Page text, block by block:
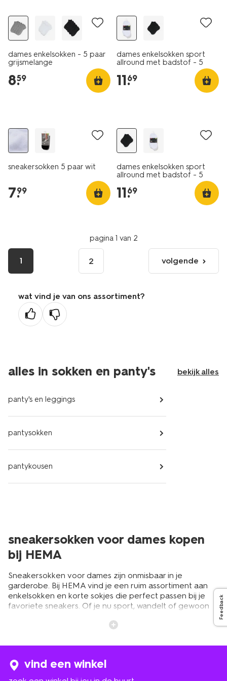
dames enkelsokken - 5 paar
grijsmelange
8.
59
dames enkelsokken sport
allround met badstof - 5
11.
69
sneakersokken 5 paar wit
7.
99
dames enkelsokken sport
allround met badstof - 5
11.
69
pagina 1 van 2
1 2
volgende
pagina
volgende
wat vind je van ons assortiment?
alles in sokken en panty's bekijk alles
panty's en leggings
pantysokken
pantykousen
sneakersokken voor dames kopen
bij HEMA
Sneakersokken voor dames zijn onmisbaar in je
garderobe. Bij HEMA vind je een ruim assortiment aan
enkelsokken en korte sokjes die perfect passen bij je
favoriete sneakers. Of je nu sport, wandelt of gewoon
draagcomfort. Ze zijn onzichtbaar in je schoenen en
scala aan korte sokken voor dames in verschillende
enkelsokken tot vrolijke prints, er is voor elk wat wils.
vind een winkel
Feedback